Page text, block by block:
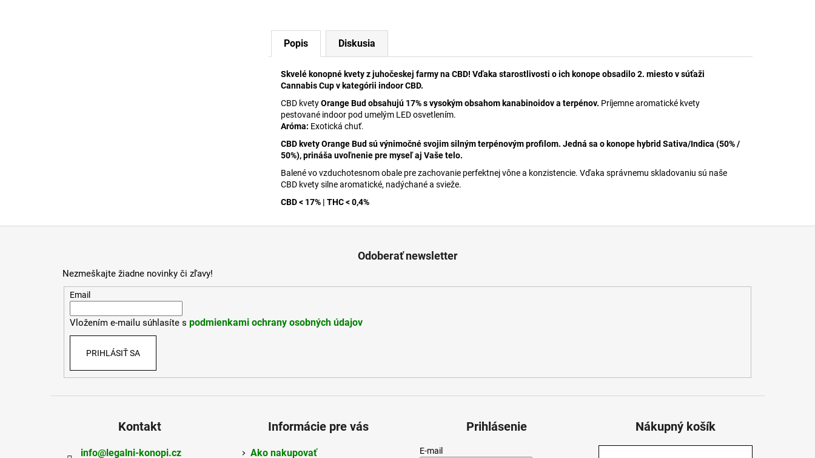
Popis Diskusia
Skvelé konopné kvety z juhočeskej farmy na CBD! Vďaka starostlivosti o ich konope obsadilo 2. miesto v súťaži
Cannabis Cup v kategórii indoor CBD.
CBD kvetyOrange Bud obsahujú 17% s vysokým obsahom kanabinoidov a terpénov. Príjemne aromatické kvety
pestované indoor pod umelým LED osvetlením.
Aróma: Exotická chuť.
CBD kvety Orange Bud sú výnimočné svojim silným terpénovým profilom. Jedná sa o konope hybrid Sativa/Indica (50% /
50%), prináša uvoľnenie pre myseľ aj Vaše telo.
Balené vo vzduchotesnom obale pre zachovanie perfektnej vône a konzistencie. Vďaka správnemu skladovaniu sú naše
CBD kvety silne aromatické, nadýchané a svieže.
CBD < 17% | THC < 0,4%
Odoberať newsletter
Nezmeškajte žiadne novinky či zľavy!
Email
Vložením e-mailu súhlasíte s podmienkami ochrany osobných údajov
PRIHLÁSIŤ SA
Kontakt
info@legalni-konopi.cz
Informácie pre vás
Ako nakupovať
Prihlásenie
E-mail
Nákupný košík